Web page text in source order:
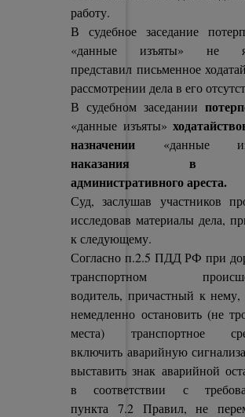
работу.
В судебное заседание
«данные изъяты» не
представил письменное
рассмотрении дела в его
В судебном заседании
«данные изъяты»
назначении «данные
наказания в
административного ареста.
Суд, заслушав участников
исследовав материалы дела,
к следующему.
Согласно п.2.5 ПДД РФ при
транспортном
водитель, причастный к нему,
немедленно остановить (не
места) транспортное
включить аварийную
выставить знак аварийной
в соответствии с
пункта 7.2 Правил, не